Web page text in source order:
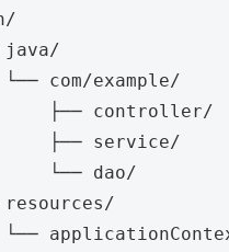
com/example/
├── controller/
├── service/
└── dao/